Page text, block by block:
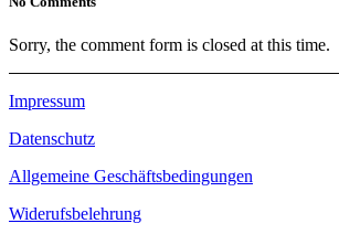
Sorry, the comment form is closed at this time.
Impressum
Datenschutz
Allgemeine Geschäftsbedingungen
Widerufsbelehrung